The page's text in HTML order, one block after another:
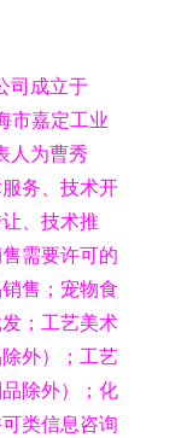
司成立于
市嘉定工业
人为曹秀
务、技术开
、技术推
需要许可的
售；宠物食
；工艺美术
外）；工艺
除外）；化
类信息咨询